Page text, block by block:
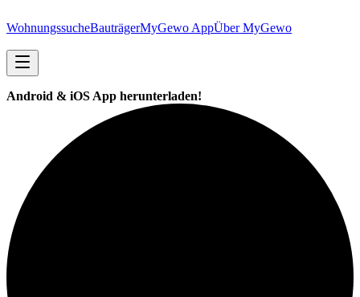
WohnungssucheBauträgerMyGewo AppÜber MyGewo
Android & iOS App herunterladen!